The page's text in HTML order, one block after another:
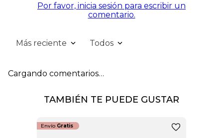
Por favor, inicia sesión para escribir un
comentario.
Más reciente Todos
Cargando comentarios…
TAMBIÉN TE PUEDE GUSTAR
Envío Gratis